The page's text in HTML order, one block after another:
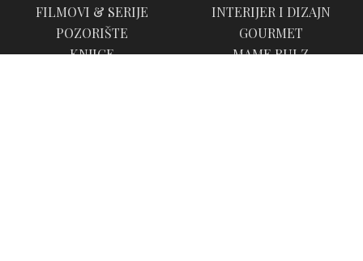
FILMOVI & SERIJE
POZORIŠTE
KNJIGE
INTERIJER I DIZAJN
GOURMET
MAME RULZ